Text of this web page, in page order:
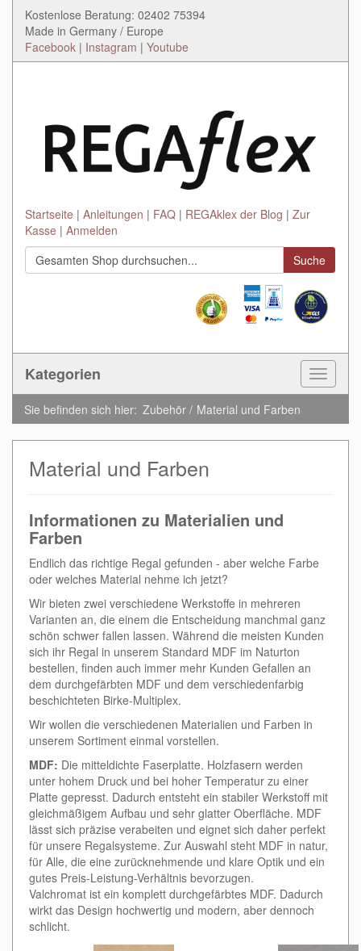
Kostenlose Beratung: 02402 75394
Made in Germany / Europe
Facebook | Instagram | Youtube
Startseite Anleitungen FAQ REGAklex der Blog
Zur
Kasse
Anmelden
Suche
Kategorien
Toggle
Sie befinden sich hier: Zubehör Material und Farben
Material und Farben
Informationen zu Materialien und
Farben
Endlich das richtige Regal gefunden - aber welche Farbe
oder welches Material nehme ich jetzt?
Wir bieten zwei verschiedene Werkstoffe in mehreren
Varianten an, die einem die Entscheidung manchmal ganz
schön schwer fallen lassen. Während die meisten Kunden
sich ihr Regal in unserem Standard MDF im Naturton
bestellen, finden auch immer mehr Kunden Gefallen an
dem durchgefärbten MDF und dem verschiedenfarbig
beschichteten Birke-Multiplex.
Wir wollen die verschiedenen Materialien und Farben in
unserem Sortiment einmal vorstellen.
MDF: Die mitteldichte Faserplatte. Holzfasern werden
unter hohem Druck und bei hoher Temperatur zu einer
Platte gepresst. Dadurch entsteht ein stabiler Werkstoff mit
gleichmäßigem Aufbau und sehr glatter Oberfläche. MDF
lässt sich präzise verabeiten und eignet sich daher perfekt
für unsere Regalsysteme. Zur Auswahl steht MDF in natur,
für Alle, die eine zurücknehmende und klare Optik und ein
gutes Preis-Leistung-Verhältnis bevorzugen.
Valchromat ist ein komplett durchgefärbtes MDF. Dadurch
wirkt das Design hochwertig und modern, aber dennoch
schlicht.